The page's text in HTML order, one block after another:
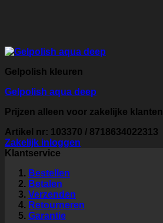
Gelpolish kleuren
Gelpolish aqua deep
Prijzen alleen voor zakelijke klanten
Artikel nr: 103370 / 8718634022313
Zakelijk inloggen
Klantservice
Bestellen
Betalen
Verzenden
Retourneren
Garantie